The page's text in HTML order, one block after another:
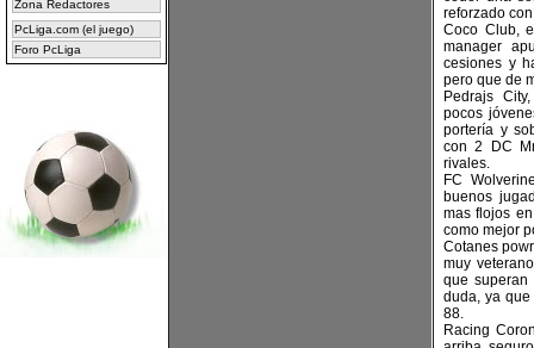
Zona Redactores
PcLiga.com (el juego)
Foro PcLiga
reforzado
Coco Club,
manager
cesiones y
pero que de
Pedrajs
pocos
portería y
con 2 DC
rivales.
FC
buenos
mas flojos
como mejor
Cotanes
muy
que superan
duda, ya
88.
Racing